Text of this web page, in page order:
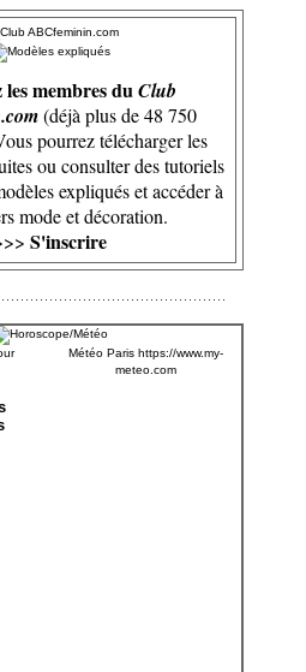
membres duClub
(déjà plus de 48 750
pourrez télécharger les
ou consulter des tutoriels
expliqués et accéder à
mode et décoration.
S'inscrire
Météo Paris https://www.my-
meteo.com